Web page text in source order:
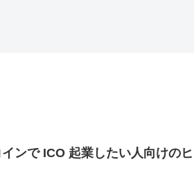
ンで ICO 起業したい人向けのヒ